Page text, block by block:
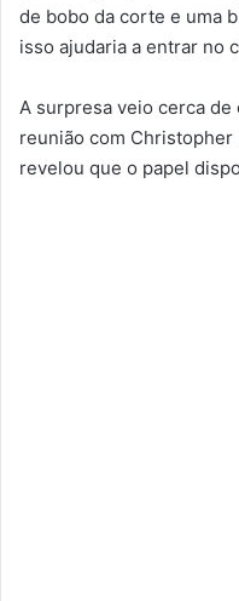
de bobo da corte e uma
isso ajudaria a entrar no
A surpresa veio cerca
reunião com
revelou que o papel